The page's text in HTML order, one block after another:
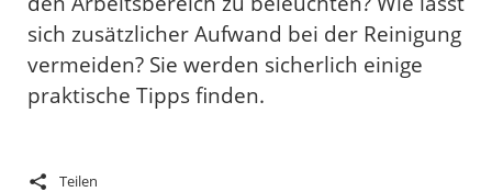
sich zusätzlicher Aufwand bei der Reinigung
vermeiden? Sie werden sicherlich einige
praktische Tipps finden.
Teilen